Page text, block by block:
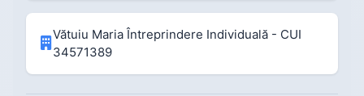
Vătuiu Maria Întreprindere Individuală - CUI
34571389